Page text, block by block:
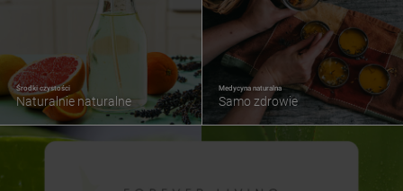
Środki czystości
Naturalnie naturalne
Medycyna naturalna
Samo zdrowie